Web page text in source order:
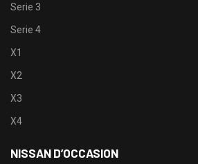
Serie 3
Serie 4
X1
X2
X3
X4
NISSAN D’OCCASION